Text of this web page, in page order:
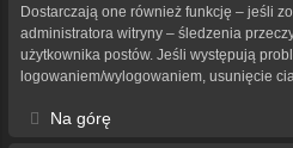
Dostarczają one również funkcję – jeśli
administratora witryny – śledzenia
użytkownika postów. Jeśli występują
logowaniem/wylogowaniem, usunięcie
Na górę